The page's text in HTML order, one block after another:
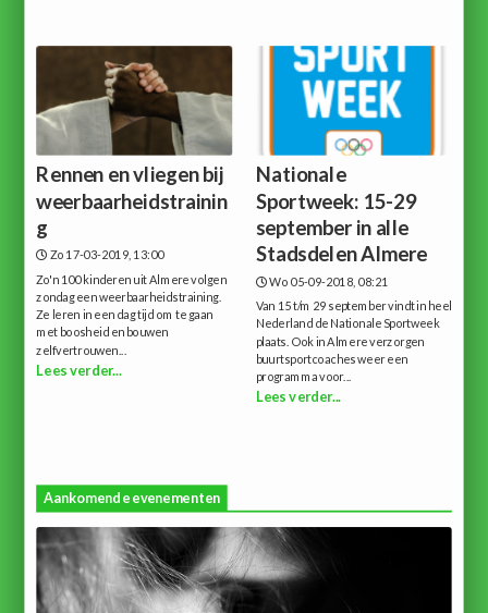
Rennen en vliegen bij
weerbaarheidstrainin
g
Zo 17-03-2019, 13:00
Zo'n 100 kinderen uit Almere volgen
zondag een weerbaarheidstraining.
Ze leren in een dag tijd om te gaan
met boosheid en bouwen
zelfvertrouwen...
Lees verder...
Nationale
Sportweek: 15-29
september in alle
Stadsdelen Almere
Wo 05-09-2018, 08:21
Van 15 t/m 29 september vindt in heel
Nederland de Nationale Sportweek
plaats. Ook in Almere verzorgen
buurtsportcoaches weer een
programma voor...
Lees verder...
Aankomende evenementen